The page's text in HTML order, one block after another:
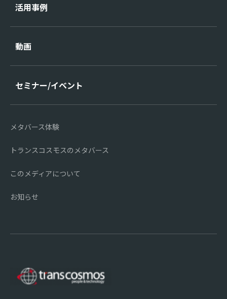
活用事例
動画
セミナー/イベント
メタバース体験
トランスコスモスのメタバース
このメディアについて
お知らせ